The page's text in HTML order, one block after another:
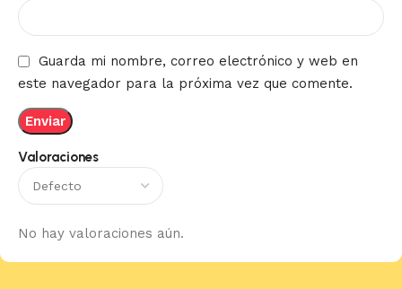
Valoraciones
No hay valoraciones aún.
Guarda mi nombre, correo electrónico y web en
este navegador para la próxima vez que comente.